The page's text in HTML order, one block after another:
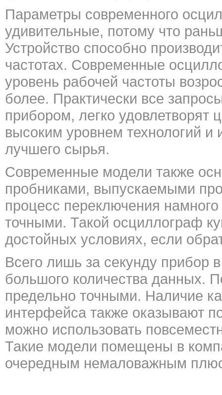
Параметры современного
удивительные, потому что
Устройство способно
частотах. Современные
уровень рабочей частоты
более. Практически все
прибором, легко
высоким уровнем технологий и
лучшего сырья.
Современные модели также
пробниками, выпускаемыми
процесс переключения
точными. Такой осциллограф
достойных условиях, если
Всего лишь за секунду прибор
большого количества данных.
предельно точными. Наличие
интерфейса также оказывают
можно использовать
Такие модели помещены в
очередным немаловажным